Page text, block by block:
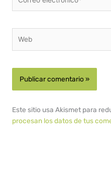
electrónico*
Este sitio usa Akismet para
procesan los datos de tus